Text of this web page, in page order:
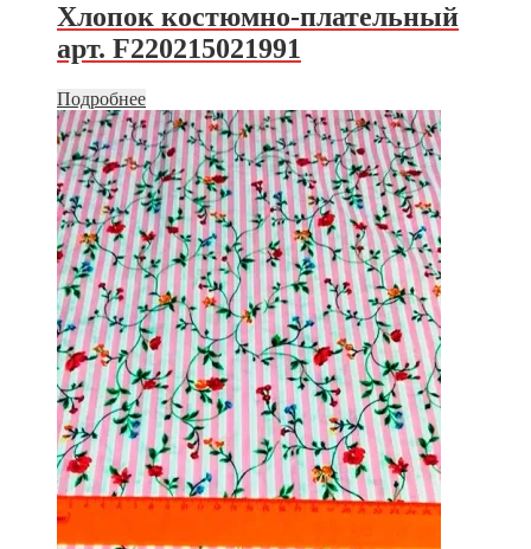
Хлопок костюмно-плательный
арт. F220215021991
Подробнее